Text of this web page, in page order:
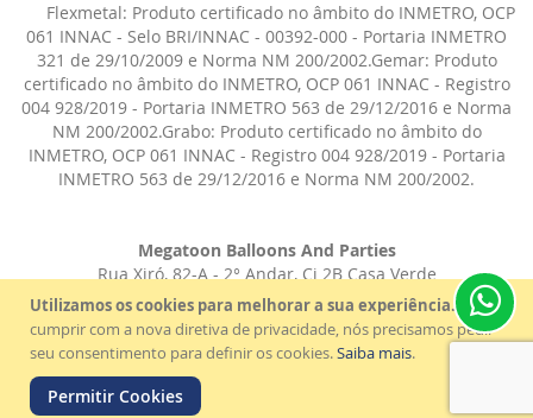
Utilizamos os cookies para melhorar a sua experiência.
Para
cumprir com a nova diretiva de privacidade, nós precisamos pedir
seu consentimento para definir os cookies.Saiba mais.
Permitir Cookies
Flexmetal: Produto certificado no âmbito do INMETRO, OCP
061 INNAC - Selo BRI/INNAC - 00392-000 - Portaria INMETRO
321 de 29/10/2009 e Norma NM 200/2002.Gemar: Produto
certificado no âmbito do INMETRO, OCP 061 INNAC - Registro
004 928/2019 - Portaria INMETRO 563 de 29/12/2016 e Norma
NM 200/2002.Grabo: Produto certificado no âmbito do
INMETRO, OCP 061 INNAC - Registro 004 928/2019 - Portaria
INMETRO 563 de 29/12/2016 e Norma NM 200/2002.
Megatoon Balloons And Parties
Rua Xiró, 82-A - 2° Andar, Cj 2B Casa Verde
São Paulo - SP - CEP: 02517-030
© 2021 - Megatoon - Todos os direitos reservados.
Criação de Lojas Virtuais